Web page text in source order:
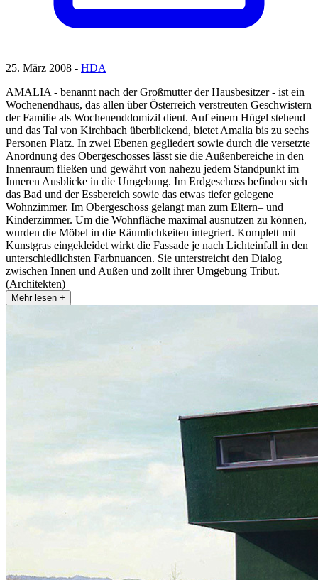
25. März 2008 - HDA
AMALIA - benannt nach der Großmutter der Hausbesitzer - ist ein
Wochenendhaus, das allen über Österreich verstreuten Geschwistern
der Familie als Wochenenddomizil dient. Auf einem Hügel stehend
und das Tal von Kirchbach überblickend, bietet Amalia bis zu sechs
Personen Platz. In zwei Ebenen gegliedert sowie durch die versetzte
Anordnung des Obergeschosses lässt sie die Außenbereiche in den
Innenraum fließen und gewährt von nahezu jedem Standpunkt im
Inneren Ausblicke in die Umgebung. Im Erdgeschoss befinden sich
das Bad und der Essbereich sowie das etwas tiefer gelegene
Wohnzimmer. Im Obergeschoss gelangt man zum Eltern– und
Kinderzimmer. Um die Wohnfläche maximal ausnutzen zu können,
wurden die Möbel in die Räumlichkeiten integriert. Komplett mit
Kunstgras eingekleidet wirkt die Fassade je nach Lichteinfall in den
unterschiedlichsten Farbnuancen. Sie unterstreicht den Dialog
zwischen Innen und Außen und zollt ihrer Umgebung Tribut.
(Architekten)
Mehr lesen +